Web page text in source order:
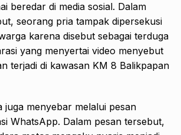
beredar di media sosial. Dalam
seorang pria tampak dipersekusi
karena disebut sebagai terduga
yang menyertai video menyebut
terjadi di kawasan KM 8 Balikpapan
juga menyebar melalui pesan
WhatsApp. Dalam pesan tersebut,